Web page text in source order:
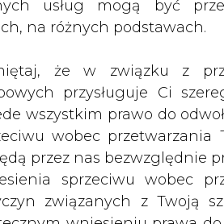
usług mogą być
na różnych podstawach.
że w związku z
przysługuje Ci
wszystkim prawo do
wobec przetwarzania
przez nas bezwzględnie
sprzeciwu wobec
związanych z Twoją
finansowania
opiewa na 1,1 mld